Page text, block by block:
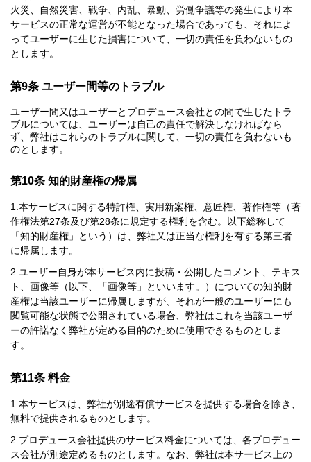
火災、自然災害、戦争、内乱、暴動、労働争議等の発生により本
サービスの正常な運営が不能となった場合であっても、それによ
ってユーザーに生じた損害について、一切の責任を負わないもの
とします。
第9条 ユーザー間等のトラブル
ユーザー間又はユーザーとプロデュース会社との間で生じたトラ
ブルについては、ユーザーは自己の責任で解決しなければなら
ず、弊社はこれらのトラブルに関して、一切の責任を負わないも
のとします。
第10条 知的財産権の帰属
本サービスに関する特許権、実用新案権、意匠権、著作権等（著
作権法第27条及び第28条に規定する権利を含む。以下総称して
「知的財産権」という）は、弊社又は正当な権利を有する第三者
に帰属します。
ユーザー自身が本サービス内に投稿・公開したコメント、テキス
ト、画像等（以下、「画像等」といいます。）についての知的財
産権は当該ユーザーに帰属しますが、それが一般のユーザーにも
閲覧可能な状態で公開されている場合、弊社はこれを当該ユーザ
ーの許諾なく弊社が定める目的のために使用できるものとしま
す。
第11条 料金
本サービスは、弊社が別途有償サービスを提供する場合を除き、
無料で提供されるものとします。
プロデュース会社提供のサービス料金については、各プロデュー
ス会社が別途定めるものとします。なお、弊社は本サービス上の